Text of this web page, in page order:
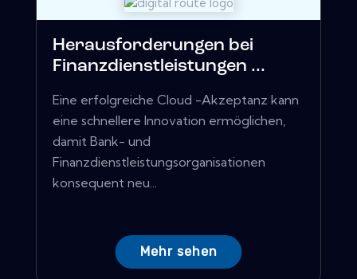
Herausforderungen bei
Finanzdienstleistungen ...
Eine erfolgreiche Cloud -Akzeptanz kann
eine schnellere Innovation ermöglichen,
damit Bank- und
Finanzdienstleistungsorganisationen
konsequent neu...
Mehr sehen